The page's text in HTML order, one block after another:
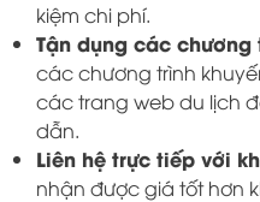
kiệm chi phí.
Tận dụng các chương
các chương trình
các trang web du lịch
dẫn.
Liên hệ trực tiếp với
nhận được giá tốt hơn